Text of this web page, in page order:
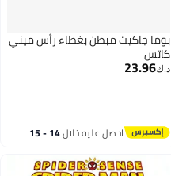
بوما جاكيت مبطن بغطاء رأس ميني
كاتس
د.ك‏23.96
احصل عليه خلال 14 - 15